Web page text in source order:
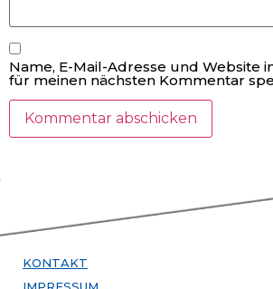
Name, E-Mail-Adresse und Website
für meinen nächsten Kommentar
KONTAKT